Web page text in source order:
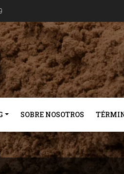
SOBRE NOSOTROS